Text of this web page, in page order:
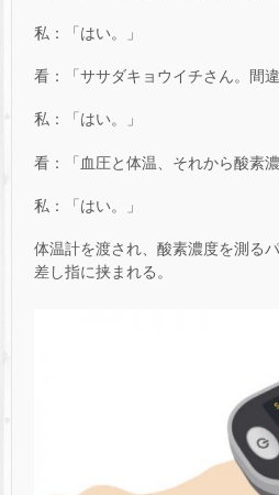
私：「はい。」
看：「ササダキョウイチさん。間
私：「はい。」
看：「血圧と体温、それから酸素
私：「はい。」
体温計を渡され、酸素濃度を測る
差し指に挟まれる。